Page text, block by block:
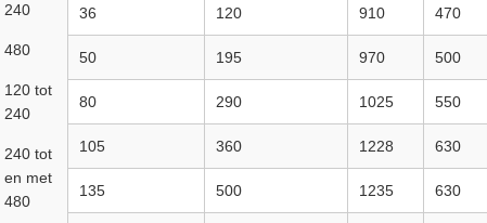
240
480
120 tot
240
240 tot
en met
480
36 120 910 470
50 195 970 500
80 290 1025 550
105 360 1228 630
135 500 1235 630